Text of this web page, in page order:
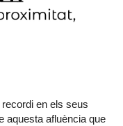
en els seus
aquesta afluència que